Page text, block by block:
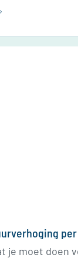
de
bij een
per
je moet doen